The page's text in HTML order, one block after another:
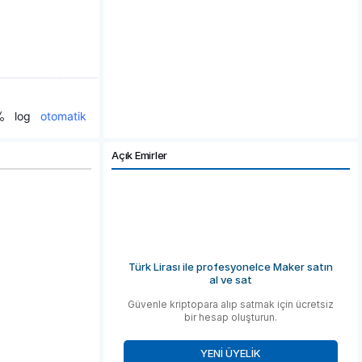
Açık Emirler
Türk Lirası ile profesyonelce Maker satın
al ve sat
Güvenle kriptopara alıp satmak için ücretsiz
bir hesap oluşturun.
YENI ÜYELIK